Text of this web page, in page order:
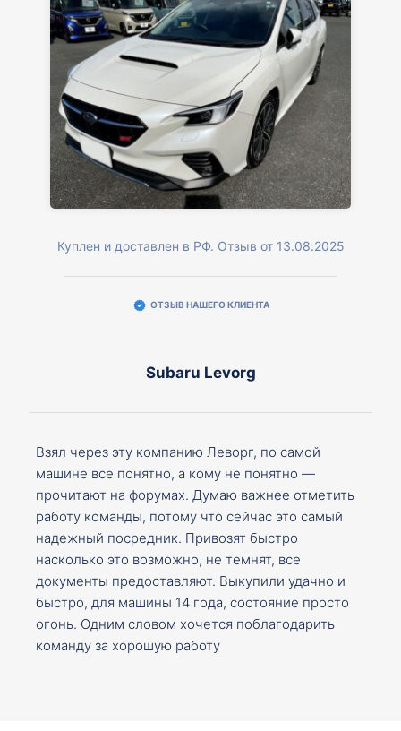
Куплен и доставлен в РФ. Отзыв от 13.08.2025
ОТЗЫВ НАШЕГО КЛИЕНТА
Subaru Levorg
Взял через эту компанию Леворг, по самой
машине все понятно, а кому не понятно —
прочитают на форумах. Думаю важнее отметить
работу команды, потому что сейчас это самый
надежный посредник. Привозят быстро
насколько это возможно, не темнят, все
документы предоставляют. Выкупили удачно и
быстро, для машины 14 года, состояние просто
огонь. Одним словом хочется поблагодарить
команду за хорошую работу